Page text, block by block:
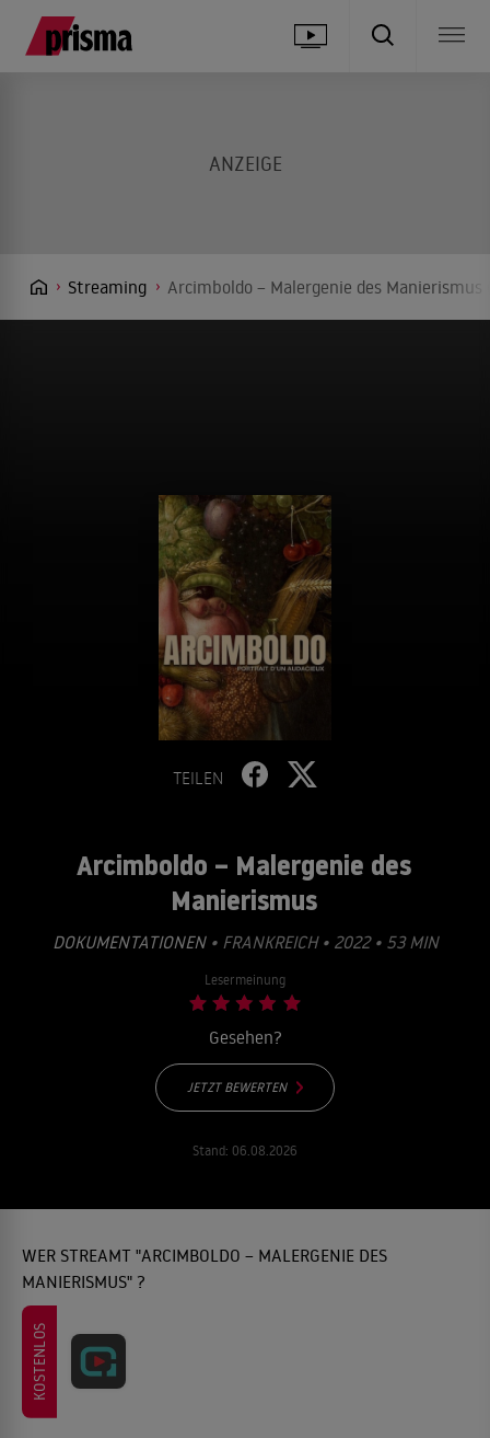
Streaming Arcimboldo – Malergenie des
TEILEN
Arcimboldo – Malergenie des
Manierismus
DOKUMENTATIONEN• FRANKREICH • 2022 • 53 MIN
Lesermeinung
Gesehen?
JETZT BEWERTEN
Stand: 06.08.2026
WER STREAMT "ARCIMBOLDO – MALERGENIE DES
MANIERISMUS" ?
KOSTENLOS